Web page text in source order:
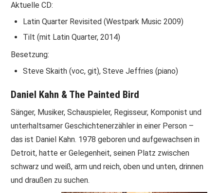
Aktuelle CD:
Latin Quarter Revisited (Westpark Music 2009)
Tilt (mit Latin Quarter, 2014)
Besetzung:
Steve Skaith (voc, git), Steve Jeffries (piano)
Daniel Kahn & The Painted Bird
Sänger, Musiker, Schauspieler, Regisseur, Komponist und
unterhaltsamer Geschichtenerzähler in einer Person –
das ist Daniel Kahn. 1978 geboren und aufgewachsen in
Detroit, hatte er Gelegenheit, seinen Platz zwischen
schwarz und weiß, arm und reich, oben und unten, drinnen
und draußen zu suchen.